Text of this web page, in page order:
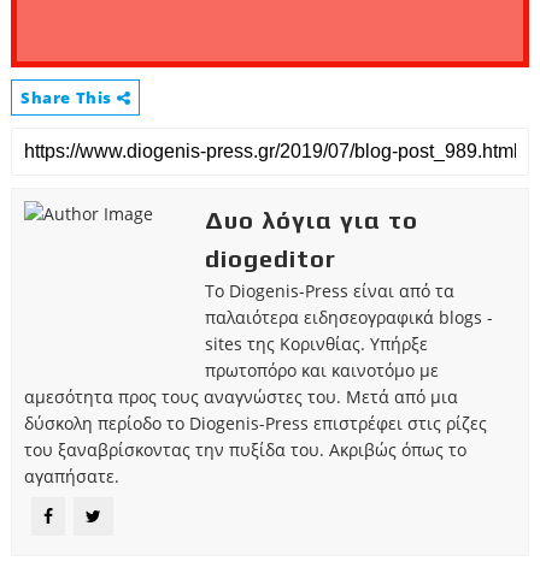
Share This
Δυο λόγια για το
diogeditor
Το Diogenis-Press είναι από τα
παλαιότερα ειδησεογραφικά blogs -
sites της Κορινθίας. Υπήρξε
πρωτοπόρο και καινοτόμο με
αμεσότητα προς τους αναγνώστες του. Μετά από μια
δύσκολη περίοδο το Diogenis-Press επιστρέφει στις ρίζες
του ξαναβρίσκοντας την πυξίδα του. Ακριβώς όπως το
αγαπήσατε.